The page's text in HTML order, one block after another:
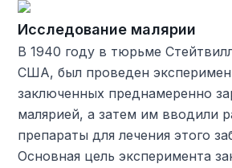
Исследование малярии
В 1940 году в тюрьме
США, был проведен
заключенных преднамеренно
малярией, а затем им вводили
препараты для лечения этого
Основная цель эксперимента